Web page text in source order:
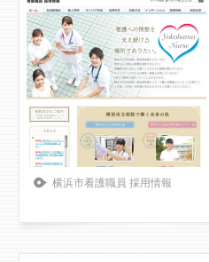
横浜市看護職員 採用情報